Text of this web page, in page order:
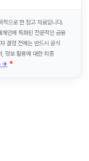
적으로 한 참고 자료입니다.
인에 특화된 전문적인 금융
결정 전에는 반드시 공식
정보 활용에 대한 최종
→